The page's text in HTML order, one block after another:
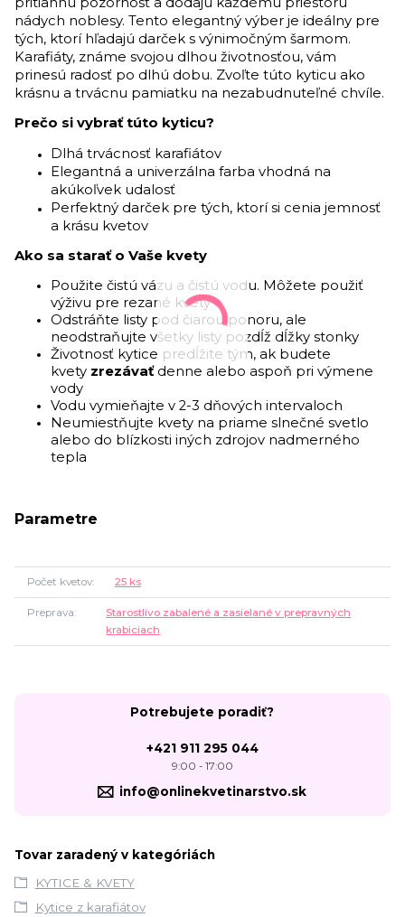
nádych noblesy. Tento elegantný výber je ideálny pre
tých, ktorí hľadajú darček s výnimočným šarmom.
Karafiáty, známe svojou dlhou životnosťou, vám
prinesú radosť po dlhú dobu. Zvoľte túto kyticu ako
krásnu a trvácnu pamiatku na nezabudnuteľné chvíle.
Prečo si vybrať túto kyticu?
Dlhá trvácnosť karafiátov
Elegantná a univerzálna farba vhodná na
akúkoľvek udalosť
Perfektný darček pre tých, ktorí si cenia jemnosť
a krásu kvetov
Ako sa starať o Vaše kvety
Použite čistú vázu a čistú vodu. Môžete použiť
výživu pre rezané kvety
Odstráňte listy pod čiarou ponoru, ale
neodstraňujte všetky listy pozdĺž dĺžky stonky
Životnosť kytice predĺžite tým, ak budete
kvety zrezávaťdenne alebo aspoň pri výmene
vody
Vodu vymieňajte v 2-3 dňových intervaloch
Neumiestňujte kvety na priame slnečné svetlo
alebo do blízkosti iných zdrojov nadmerného
tepla
Parametre
Počet kvetov 25 ks
Preprava
Starostlivo zabalené a zasielané v prepravných
krabiciach
Potrebujete poradiť?
+421 911 295 044
9:00 - 17:00
info@onlinekvetinarstvo.sk
Tovar zaradený v kategóriách
KYTICE & KVETY
Kytice z karafiátov